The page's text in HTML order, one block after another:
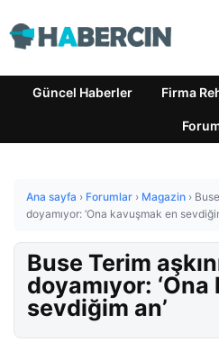
Güncel Haberler Firma
Ana sayfa › Forumlar › Magazin ›
doyamıyor: ‘Ona kavuşmak en
Buse Terim
doyamıyor:
sevdiğim an’